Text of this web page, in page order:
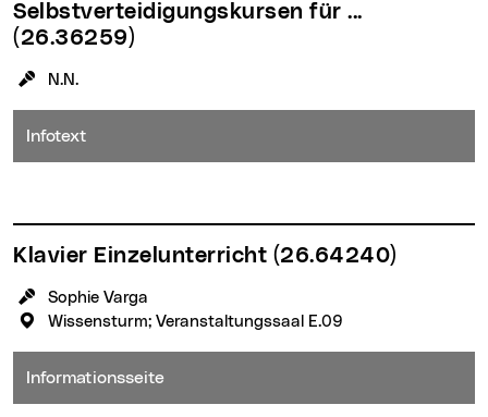
Selbstverteidigungskursen für ...
(26.36259)
KursleiterIn:
N.N.
Infotext
Klavier Einzelunterricht (26.64240)
KursleiterIn:
Sophie Varga
Veranstaltungsort:
Wissensturm; Veranstaltungssaal E.09
Informationsseite